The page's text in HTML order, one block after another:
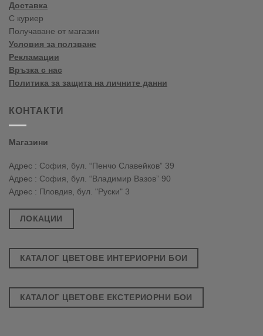
Доставка
С куриер
Получаване от магазин
Условия за ползване
Рекламации
Връзка с нас
Политика за защита на личните данни
КОНТАКТИ
Магазини
Адрес : София, бул. “Пенчо Славейков” 39
Адрес : София, бул. “Владимир Вазов” 90
Адрес : Пловдив, бул. "Руски" 3
ЛОКАЦИИ
КАТАЛОГ ЦВЕТОВЕ ИНТЕРИОРНИ БОИ
КАТАЛОГ ЦВЕТОВЕ ЕКСТЕРИОРНИ БОИ